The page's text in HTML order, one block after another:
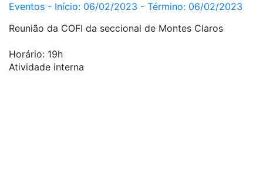
Eventos - Início: 06/02/2023 - Término: 06/02/2023
Reunião da COFI da seccional de Montes Claros
Horário: 19h
Atividade interna